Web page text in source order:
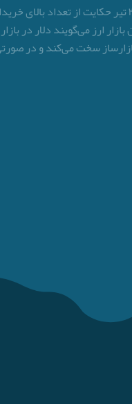
بررسی بازار ارز در روز یکشنبه ۳
بازار ارز می‌گویند دلار
سخت می‌کند و در